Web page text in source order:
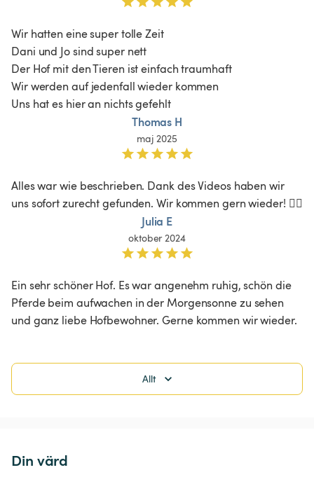
Wir hatten eine super tolle Zeit
Dani und Jo sind super nett
Der Hof mit den Tieren ist einfach traumhaft
Wir werden auf jedenfall wieder kommen
Uns hat es hier an nichts gefehlt
Thomas H
maj 2025
Alles war wie beschrieben. Dank des Videos haben wir
uns sofort zurecht gefunden. Wir kommen gern wieder! 👍🏼
Julia E
oktober 2024
Ein sehr schöner Hof. Es war angenehm ruhig, schön die
Pferde beim aufwachen in der Morgensonne zu sehen
und ganz liebe Hofbewohner. Gerne kommen wir wieder.
Allt
Din värd